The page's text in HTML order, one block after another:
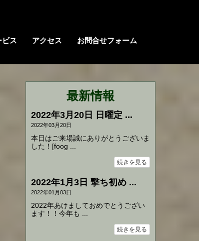
ビス アクセス お問合せフォーム
最新情報
2022年3月20日 日曜定 ...
2022年03月20日
本日はご来場誠にありがとうございま
した！[foog ...
続きを見る
2022年1月3日 撃ち初め ...
2022年01月03日
2022年あけましておめでとうござい
ます！！今年も ...
続きを見る